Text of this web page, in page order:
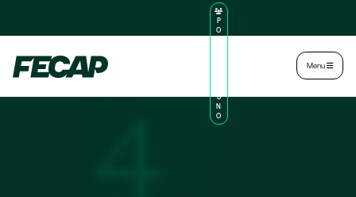
P
O
U
N
O
Menu